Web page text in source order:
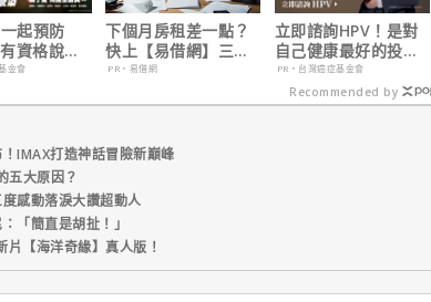
起預防
資格說愛
金會
下個月房租差一點？
快上【易借網】三分
鐘解決燃眉之急
PR・易借網
立即諮詢HPV！是對
自己健康最好的投
資，把握現在不嫌
晚！
PR・台灣癌症基金會
Recommended by
IMAX打造神話冒險新巔峰
五大原因？
感動落淚大讚超動人
「簡直是胡扯！」
【海洋奇緣】真人版！